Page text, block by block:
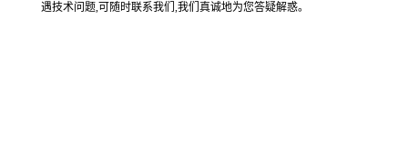
遇技术问题,可随时联系我们,我们真诚地为您答疑解惑。